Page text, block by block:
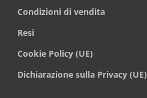
Condizioni di vendita
Resi
Cookie Policy (UE)
Dichiarazione sulla Privacy (UE)